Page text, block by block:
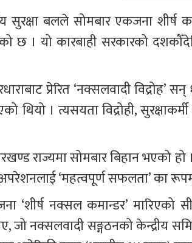
सुरक्षा बलले सोमबार एकजना शीर्ष
छ । यो कारबाही सरकारको
प्रेरित ‘नक्सलवादी
थियो । त्यसयता विद्रोही,
राज्यमा सोमबार बिहान भएको
‘महत्वपूर्ण सफलता’ का
‘शीर्ष नक्सल कमान्डर’
जो नक्सलवादी सङ्गठनको केन्द्रीय